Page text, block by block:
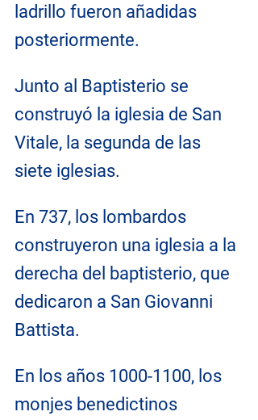
ladrillo fueron añadidas
posteriormente.
Junto al Baptisterio se
construyó la iglesia de San
Vitale, la segunda de las
siete iglesias.
En 737, los lombardos
construyeron una iglesia a la
derecha del baptisterio, que
dedicaron a San Giovanni
Battista.
En los años 1000-1100, los
monjes benedictinos